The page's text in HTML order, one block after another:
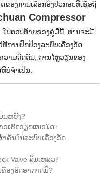
ຂອງການເລືອກອົງປະກອບທີ່ເຊື່ອຖື
Compressor
ໃນຕອນທ້າຍຂອງຄູ່ມືນີ້, ທ່ານຈະມີ
ການປົກປ້ອງລະບົບເຄື່ອງອັດ
ວາມກົດດັນ, ການໄຫຼວຽນຂອງ
ບໍ່ຈໍາເປັນ.
ນຫຍັງ?
ວເຮັດວຽກແນວໃດ?
ຳຄັນໃນລະບົບເຄື່ອງອັດ
Valve ລົ້ມເຫລວ?
ຄື່ອງອັດອາກາດມີ?